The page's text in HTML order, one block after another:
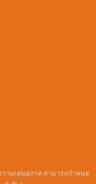
ามเสมอภาค สามารถกำหนด